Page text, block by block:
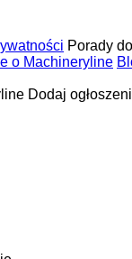
Porady
o Machineryline
Dodaj